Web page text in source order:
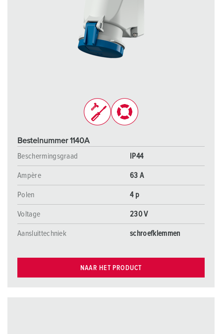
Bestelnummer 1140A
Beschermingsgraad
IP44
Ampère 63 A
Polen 4 p
Voltage 230 V
Aansluittechniek schroefklemmen
NAAR HET PRODUCT